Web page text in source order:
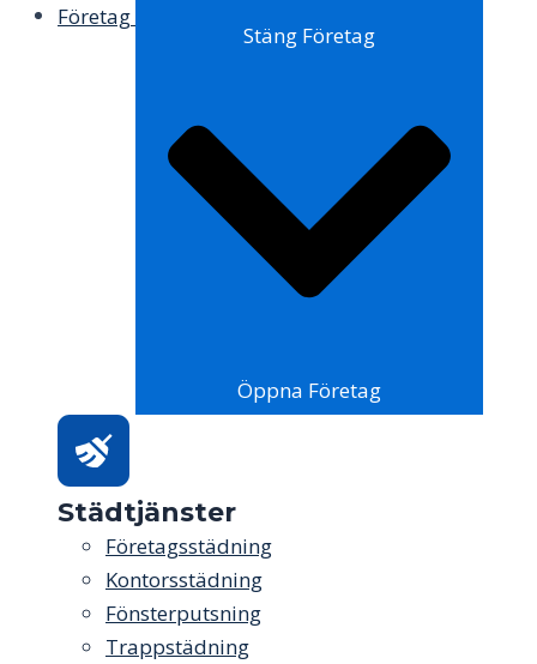
Företag
Stäng Företag
Öppna Företag
Städtjänster
Företagsstädning
Kontorsstädning
Fönsterputsning
Trappstädning